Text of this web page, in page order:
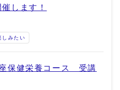
します！
しみたい
保健栄養コース 受講